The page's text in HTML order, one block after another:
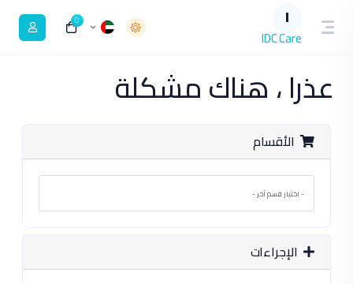
I
IDC Care
0
عذرا ، هناك مشكلة
الأقسام
الإجراءات